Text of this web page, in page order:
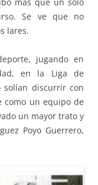
más que un solo
Se ve que no
lares.
jugando en
en la Liga de
solían discurrir con
como un equipo de
un mayor trato y
Poyo Guerrero,